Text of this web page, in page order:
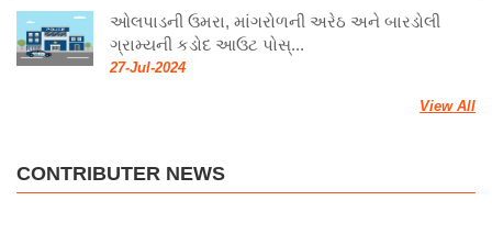
ઓલપાડની ઉમરા, માંગરોળની અરેઠ અને બારડોલી
ગ્રામ્યની કડોદ આઉટ પોસ્...
27-Jul-2024
View All
CONTRIBUTER NEWS